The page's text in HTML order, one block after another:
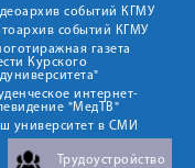
событий КГМУ
событий КГМУ
газета
Курского
интернет-
"МедТВ"
университет в СМИ
Трудоустройство